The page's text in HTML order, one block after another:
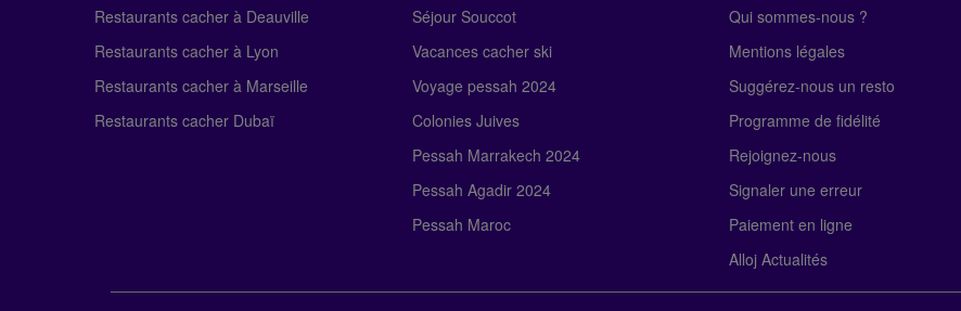
Restaurants cacher à Deauville
Restaurants cacher à Lyon
Restaurants cacher à Marseille
Restaurants cacher Dubaï
Séjour Souccot
Vacances cacher ski
Voyage pessah 2024
Colonies Juives
Pessah Marrakech 2024
Pessah Agadir 2024
Pessah Maroc
Qui sommes-nous ?
Mentions légales
Suggérez-nous un resto
Programme de fidélité
Rejoignez-nous
Signaler une erreur
Paiement en ligne
Alloj Actualités